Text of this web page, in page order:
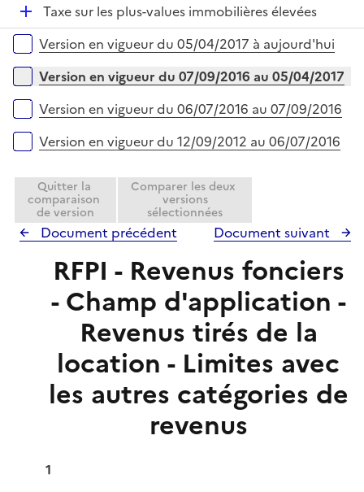
e
r
D
é
p
e
Taxe sur les plus-values immobilières élevées
Versions sur la période
Version en vigueur du 05/04/2017 à aujourd'hui
Version en vigueur du 07/09/2016 au 05/04/2017
Version en vigueur du 06/07/2016 au 07/09/2016
Version en vigueur du 12/09/2012 au 06/07/2016
Quitter la
comparaison
de version
Comparer les deux
versions
sélectionnées
Document précédent Document suivant
RFPI - Revenus fonciers
- Champ d'application -
Revenus tirés de la
location - Limites avec
les autres catégories de
revenus
1